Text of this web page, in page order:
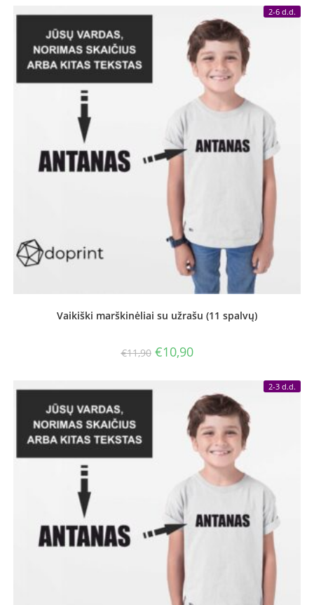
2-6 d.d.
Vaikiški marškinėliai su užrašu (11 spalvų)
€11,90 Original
price
€10,90Current
price
2-3 d.d.